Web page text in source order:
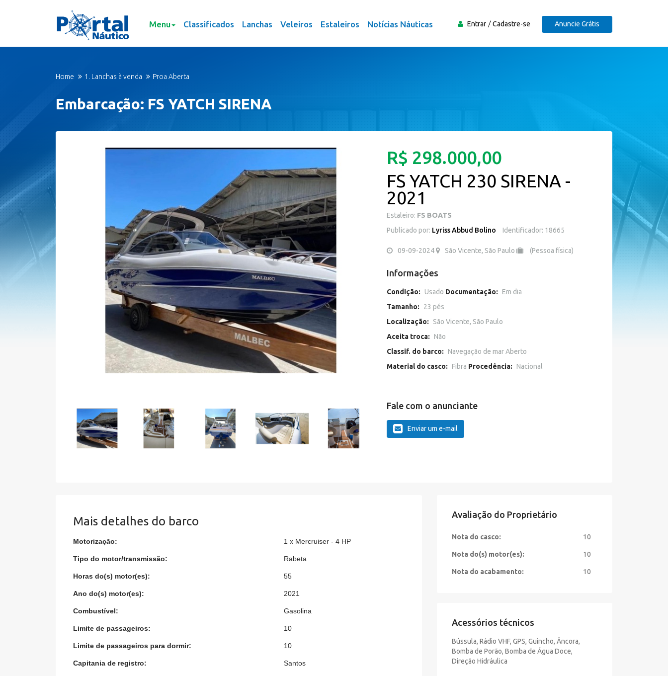
Menu Classificados Lanchas Veleiros Estaleiros Notícias Náuticas Entrar Cadastre-se Anuncie Grátis
Home 1. Lanchas à venda Proa Aberta
Embarcação: FS YATCH SIRENA
R$ 298.000,00
FS YATCH 230 SIRENA -
2021
Estaleiro: FS BOATS
Publicado por: Lyriss Abbud Bolino Identificador: 18665
09-09-2024 São Vicente, São Paulo (Pessoa física)
Informações
Condição: Usado Documentação: Em dia
Tamanho:
23 pés
Localização:
São Vicente, São Paulo
Aceita troca: Não
Classif. do barco: Navegação de mar Aberto
Material do casco: Fibra Procedência: Nacional
Fale com o anunciante
Enviar um e-mail
Mais detalhes do barco
Motorização: 1 x Mercruiser - 4 HP
Tipo do motor/transmissão: Rabeta
Horas do(s) motor(es): 55
Ano do(s) motor(es): 2021
Combustível: Gasolina
Limite de passageiros: 10
Limite de passageiros para dormir: 10
Capitania de registro: Santos
Avaliação do Proprietário
Nota do casco: 10
Nota do(s) motor(es): 10
Nota do acabamento: 10
Acessórios técnicos
Bússula, Rádio VHF, GPS, Guincho, Âncora,
Bomba de Porão, Bomba de Água Doce,
Direção Hidráulica